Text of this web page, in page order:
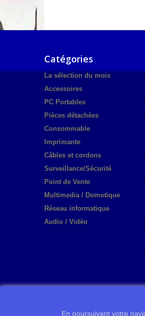
Catégories
La sélection du mois
Accessoires
PC Portables
Pièces détachées
Consommable
Imprimante
Câbles et cordons
Surveillance/Sécurité
Point de Vente
Multimedia / Domotique
Réseau informatique
Audio / Vidéo
En poursuivant votre